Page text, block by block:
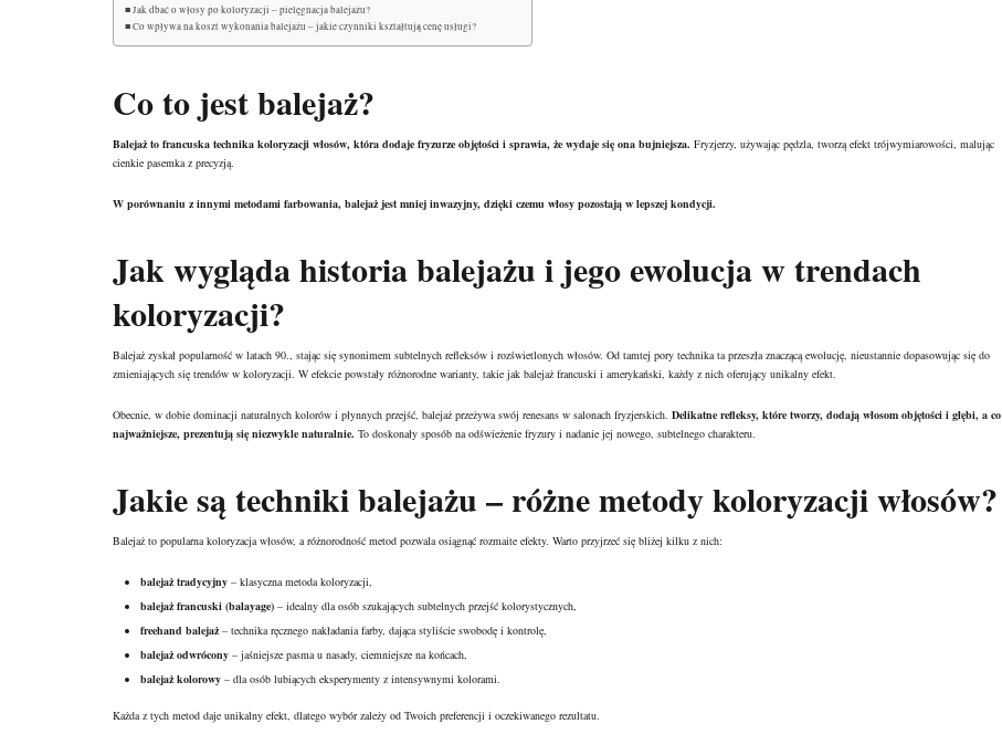
Jak dbać o włosy po koloryzacji – pielęgnacja balejażu?
Co wpływa na koszt wykonania balejażu – jakie czynniki kształtują cenę usługi?
Co to jest balejaż?
Balejaż to francuska technika koloryzacji włosów, która dodaje fryzurze objętości i sprawia, że wydaje się ona bujniejsza. Fryzjerzy, używając pędzla, tworzą efekt trójwymiarowości, malując
cienkie pasemka z precyzją.
W porównaniu z innymi metodami farbowania, balejaż jest mniej inwazyjny, dzięki czemu włosy pozostają w lepszej kondycji.
Jak wygląda historia balejażu i jego ewolucja w trendach
koloryzacji?
Balejaż zyskał popularność w latach 90., stając się synonimem subtelnych refleksów i rozświetlonych włosów. Od tamtej pory technika ta przeszła znaczącą ewolucję, nieustannie dopasowując się do
zmieniających się trendów w koloryzacji. W efekcie powstały różnorodne warianty, takie jak balejaż francuski i amerykański, każdy z nich oferujący unikalny efekt.
Obecnie, w dobie dominacji naturalnych kolorów i płynnych przejść, balejaż przeżywa swój renesans w salonach fryzjerskich. Delikatne refleksy, które tworzy, dodają włosom objętości i głębi, a co
najważniejsze, prezentują się niezwykle naturalnie. To doskonały sposób na odświeżenie fryzury i nadanie jej nowego, subtelnego charakteru.
Jakie są techniki balejażu – różne metody koloryzacji włosów?
Balejaż to popularna koloryzacja włosów, a różnorodność metod pozwala osiągnąć rozmaite efekty. Warto przyjrzeć się bliżej kilku z nich:
balejaż tradycyjny – klasyczna metoda koloryzacji,
balejaż francuski (balayage) – idealny dla osób szukających subtelnych przejść kolorystycznych,
freehand balejaż– technika ręcznego nakładania farby, dająca styliście swobodę i kontrolę,
balejaż odwrócony – jaśniejsze pasma u nasady, ciemniejsze na końcach,
balejaż kolorowy – dla osób lubiących eksperymenty z intensywnymi kolorami.
Każda z tych metod daje unikalny efekt, dlatego wybór zależy od Twoich preferencji i oczekiwanego rezultatu.